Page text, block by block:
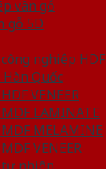
vân gỗ
gỗ 5D
nghiệp HDF
Hàn Quốc
VENEER
LAMINATE
MELAMINE
VENEER